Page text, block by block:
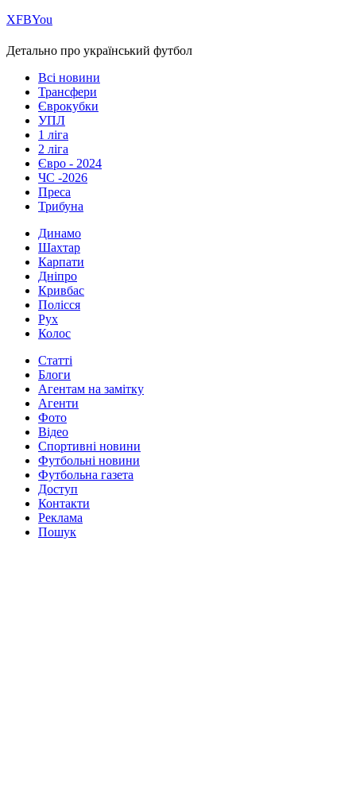
ХFBYou
Детально про український футбол
Всі новини
Трансфери
Єврокубки
УПЛ
1 ліга
2 ліга
Євро - 2024
ЧС -2026
Преса
Трибуна
Динамо
Шахтар
Карпати
Дніпро
Кривбас
Полісся
Рух
Колос
Статті
Блоги
Агентам на замітку
Агенти
Фото
Відео
Спортивні новини
Футбольні новини
Футбольна газета
Доступ
Контакти
Реклама
Пошук